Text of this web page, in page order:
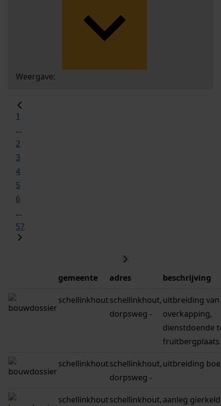
Weergave:
1
...
2
3
4
5
6
...
57
gemeente adres beschrijving
schellinkhoutschellinkhout,
dorpsweg -
uitbreiding van
overkapping,
dienstdoende
fruitbergplaats
schellinkhoutschellinkhout,
dorpsweg -
uitbreiding
schellinkhoutschellinkhout,aanleg